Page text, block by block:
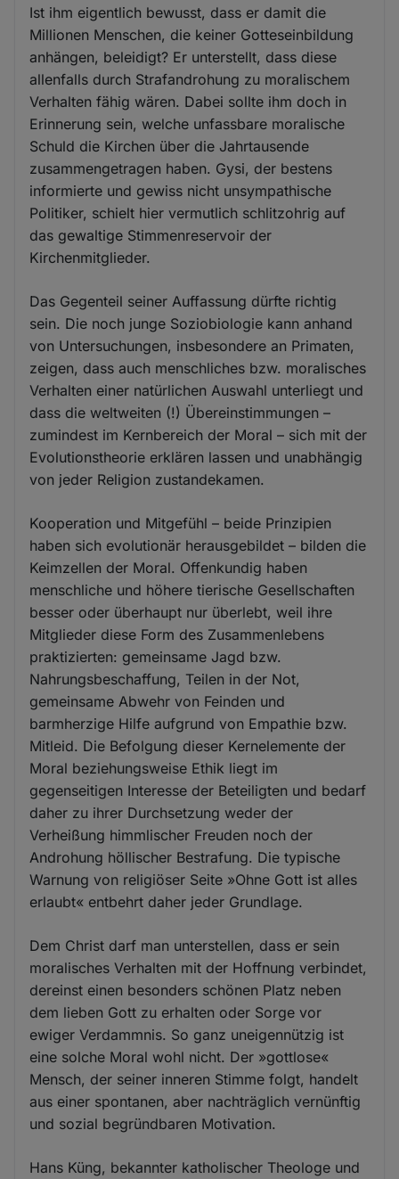
Ist ihm eigentlich bewusst, dass er damit die
Millionen Menschen, die keiner Gotteseinbildung
anhängen, beleidigt? Er unterstellt, dass diese
allenfalls durch Strafandrohung zu moralischem
Verhalten fähig wären. Dabei sollte ihm doch in
Erinnerung sein, welche unfassbare moralische
Schuld die Kirchen über die Jahrtausende
zusammengetragen haben. Gysi, der bestens
informierte und gewiss nicht unsympathische
Politiker, schielt hier vermutlich schlitzohrig auf
das gewaltige Stimmenreservoir der
Kirchenmitglieder.
Das Gegenteil seiner Auffassung dürfte richtig
sein. Die noch junge Soziobiologie kann anhand
von Untersuchungen, insbesondere an Primaten,
zeigen, dass auch menschliches bzw. moralisches
Verhalten einer natürlichen Auswahl unterliegt und
dass die weltweiten (!) Übereinstimmungen –
zumindest im Kernbereich der Moral – sich mit der
Evolutionstheorie erklären lassen und unabhängig
von jeder Religion zustandekamen.
Kooperation und Mitgefühl – beide Prinzipien
haben sich evolutionär herausgebildet – bilden die
Keimzellen der Moral. Offenkundig haben
menschliche und höhere tierische Gesellschaften
besser oder überhaupt nur überlebt, weil ihre
Mitglieder diese Form des Zusammenlebens
praktizierten: gemeinsame Jagd bzw.
Nahrungsbeschaffung, Teilen in der Not,
gemeinsame Abwehr von Feinden und
barmherzige Hilfe aufgrund von Empathie bzw.
Mitleid. Die Befolgung dieser Kernelemente der
Moral beziehungsweise Ethik liegt im
gegenseitigen Interesse der Beteiligten und bedarf
daher zu ihrer Durchsetzung weder der
Verheißung himmlischer Freuden noch der
Androhung höllischer Bestrafung. Die typische
Warnung von religiöser Seite »Ohne Gott ist alles
erlaubt« entbehrt daher jeder Grundlage.
Dem Christ darf man unterstellen, dass er sein
moralisches Verhalten mit der Hoffnung verbindet,
dereinst einen besonders schönen Platz neben
dem lieben Gott zu erhalten oder Sorge vor
ewiger Verdammnis. So ganz uneigennützig ist
eine solche Moral wohl nicht. Der »gottlose«
Mensch, der seiner inneren Stimme folgt, handelt
aus einer spontanen, aber nachträglich vernünftig
und sozial begründbaren Motivation.
Hans Küng, bekannter katholischer Theologe und